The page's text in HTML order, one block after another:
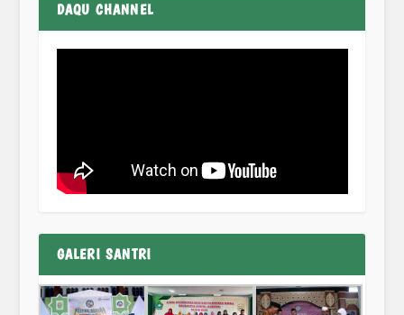
DAQU CHANNEL
GALERI SANTRI